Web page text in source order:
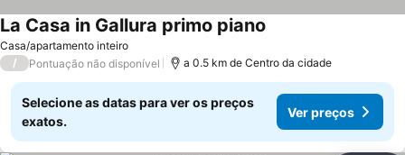
Casa/apartamento inteiro
La Casa in Gallura primo piano
/ Pontuação não disponível a 0.5 km de Centro da cidade
Selecione as datas para ver os preços
exatos.
Ver preços